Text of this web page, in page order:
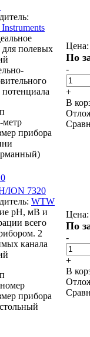
для полевых
метр
прибора
Цена:
По
-
+
В
ION 7320
WTW
pH, мВ и
всего
2
канала
прибора
Цена:
По
-
+
В